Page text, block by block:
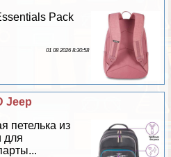
Pack
01 08 2026 8:30:58
Jeep
петелька из
для